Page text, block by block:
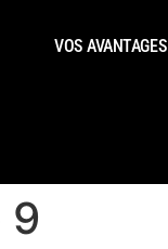
VOS AVANTAGES
9